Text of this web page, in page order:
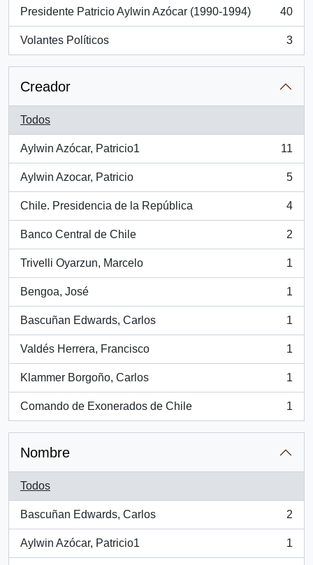
Presidente Patricio Aylwin Azócar (1990-1994)
, 40 resultados
40
Volantes Políticos
, 3 resultados
3
Creador
Todos
Aylwin Azócar, Patricio1
, 11 resultados
11
Aylwin Azocar, Patricio
, 5 resultados
5
Chile. Presidencia de la República
, 4 resultados
4
Banco Central de Chile
, 2 resultados
2
Trivelli Oyarzun, Marcelo
, 1 resultados
1
Bengoa, José
, 1 resultados
1
Bascuñan Edwards, Carlos
, 1 resultados
1
Valdés Herrera, Francisco
, 1 resultados
1
Klammer Borgoño, Carlos
, 1 resultados
1
Comando de Exonerados de Chile
, 1 resultados
1
Nombre
Todos
Bascuñan Edwards, Carlos
, 2 resultados
2
Aylwin Azócar, Patricio1
, 1 resultados
1